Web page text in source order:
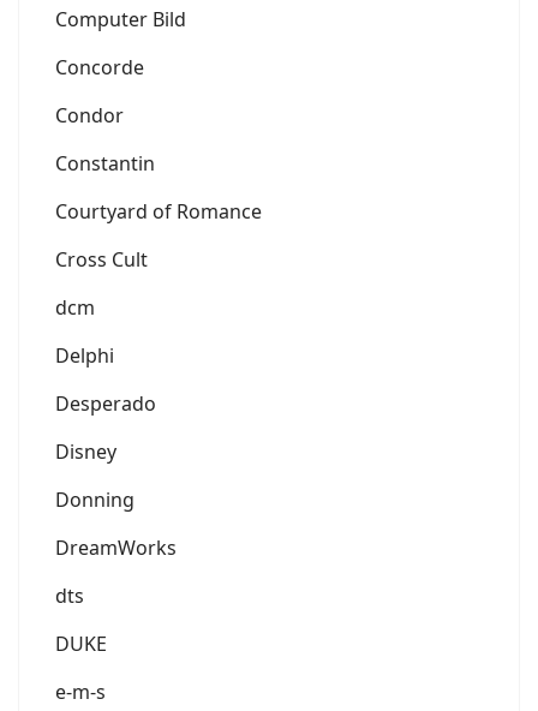
Computer Bild
Concorde
Condor
Constantin
Courtyard of Romance
Cross Cult
dcm
Delphi
Desperado
Disney
Donning
DreamWorks
dts
DUKE
e-m-s